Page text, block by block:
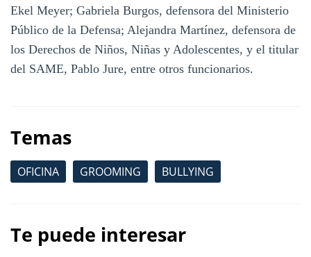
Ekel Meyer; Gabriela Burgos, defensora del Ministerio
Público de la Defensa; Alejandra Martínez, defensora de
los Derechos de Niños, Niñas y Adolescentes, y el titular
del SAME, Pablo Jure, entre otros funcionarios.
Temas
OFICINA GROOMING BULLYING
Te puede interesar